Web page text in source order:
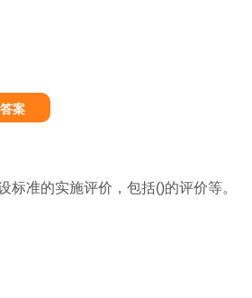
案
标准的实施评价，包括()的评价等。